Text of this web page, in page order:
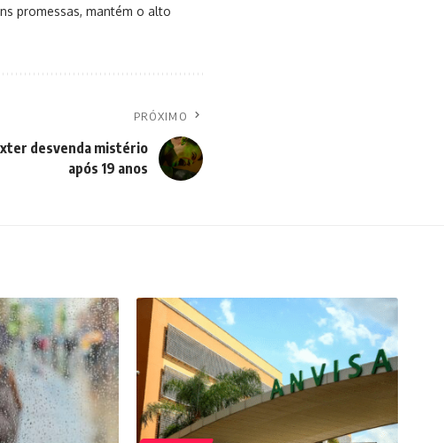
promessas, mantém o alto
PRÓXIMO
desvenda mistério
após 19 anos